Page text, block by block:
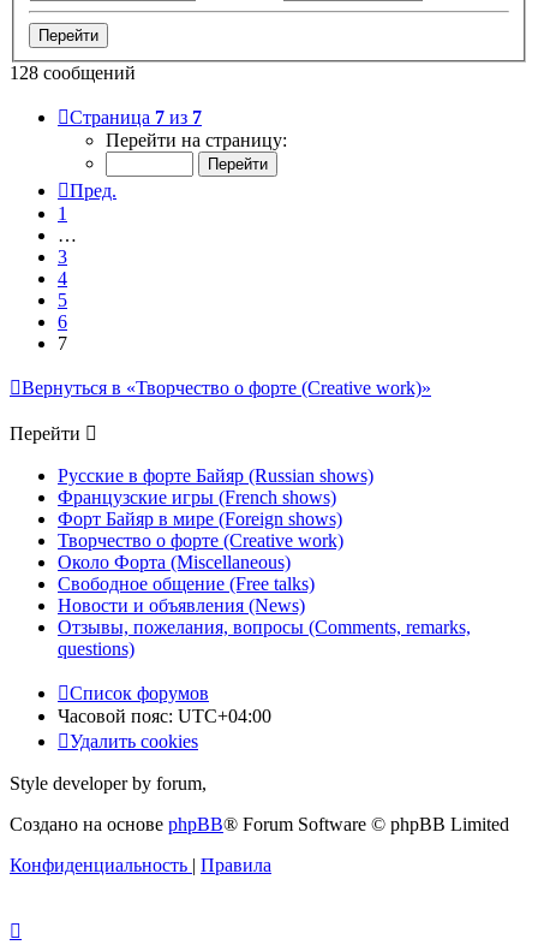
128 сообщений
Страница 7 из 7
Перейти на страницу:
Пред.
1
…
3
4
5
6
7
Вернуться в «Творчество о форте (Creative work)»
Перейти
Русские в форте Байяр (Russian shows)
Французские игры (French shows)
Форт Байяр в мире (Foreign shows)
Творчество о форте (Creative work)
Около Форта (Miscellaneous)
Свободное общение (Free talks)
Новости и объявления (News)
Отзывы, пожелания, вопросы (Comments, remarks,
questions)
Список форумов
Часовой пояс: UTC+04:00
Удалить cookies
Style developer by forum,
Создано на основе phpBB® Forum Software © phpBB Limited
Конфиденциальность | Правила